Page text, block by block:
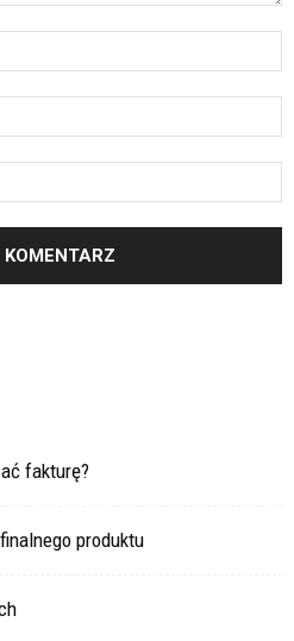
fakturę?
produktu